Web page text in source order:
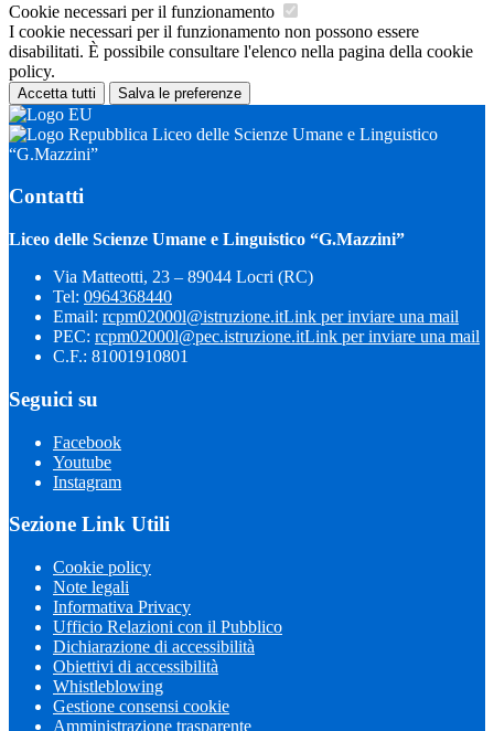
Cookie necessari per il funzionamento
I cookie necessari per il funzionamento non possono essere
disabilitati. È possibile consultare l'elenco nella pagina della cookie
policy.
Accetta tutti Salva le preferenze
Liceo delle Scienze Umane e Linguistico
“G.Mazzini”
Contatti
Liceo delle Scienze Umane e Linguistico “G.Mazzini”
Via Matteotti, 23 – 89044 Locri (RC)
Tel: 0964368440
Email: rcpm02000l@istruzione.itLink per inviare una mail
PEC: rcpm02000l@pec.istruzione.itLink per inviare una mail
C.F.: 81001910801
Seguici su
Facebook
Youtube
Instagram
Sezione Link Utili
Cookie policy
Note legali
Informativa Privacy
Ufficio Relazioni con il Pubblico
Dichiarazione di accessibilità
Obiettivi di accessibilità
Whistleblowing
Gestione consensi cookie
Amministrazione trasparente